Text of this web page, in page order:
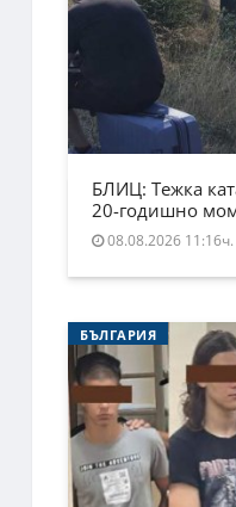
БЛИЦ: Тежка
20-годишно
08.08.2026 11:16ч.
БЪЛГАРИЯ